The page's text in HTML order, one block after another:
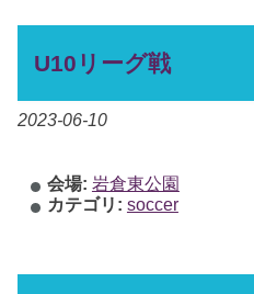
U10リーグ戦
2023-06-10
会場: 岩倉東公園
カテゴリ: soccer